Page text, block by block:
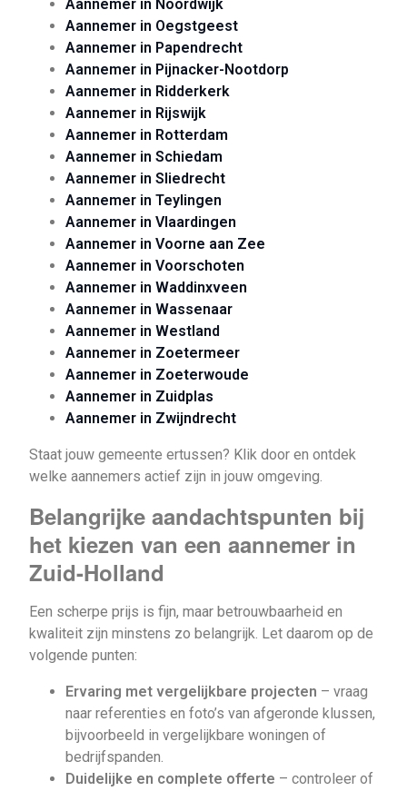
Aannemer in Noordwijk
Aannemer in Oegstgeest
Aannemer in Papendrecht
Aannemer in Pijnacker-Nootdorp
Aannemer in Ridderkerk
Aannemer in Rijswijk
Aannemer in Rotterdam
Aannemer in Schiedam
Aannemer in Sliedrecht
Aannemer in Teylingen
Aannemer in Vlaardingen
Aannemer in Voorne aan Zee
Aannemer in Voorschoten
Aannemer in Waddinxveen
Aannemer in Wassenaar
Aannemer in Westland
Aannemer in Zoetermeer
Aannemer in Zoeterwoude
Aannemer in Zuidplas
Aannemer in Zwijndrecht
Staat jouw gemeente ertussen? Klik door en ontdek
welke aannemers actief zijn in jouw omgeving.
Belangrijke aandachtspunten bij
het kiezen van een aannemer in
Zuid-Holland
Een scherpe prijs is fijn, maar betrouwbaarheid en
kwaliteit zijn minstens zo belangrijk. Let daarom op de
volgende punten:
Ervaring met vergelijkbare projecten – vraag
naar referenties en foto’s van afgeronde klussen,
bijvoorbeeld in vergelijkbare woningen of
bedrijfspanden.
Duidelijke en complete offerte – controleer of